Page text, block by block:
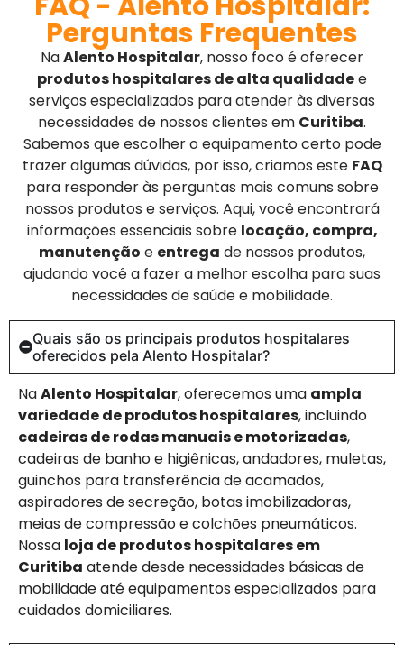
Perguntas Frequentes
NaAlento Hospitalar, nosso foco é oferecer
produtos hospitalares de alta qualidadee
serviços especializados para atender às diversas
necessidades de nossos clientes em Curitiba.
Sabemos que escolher o equipamento certo pode
trazer algumas dúvidas, por isso, criamos este FAQ
para responder às perguntas mais comuns sobre
nossos produtos e serviços. Aqui, você encontrará
informações essenciais sobre locação, compra,
manutenção e entrega de nossos produtos,
ajudando você a fazer a melhor escolha para suas
necessidades de saúde e mobilidade.
Quais são os principais produtos hospitalares
oferecidos pela Alento Hospitalar?
NaAlento Hospitalar, oferecemos uma ampla
variedade de produtos hospitalares, incluindo
cadeiras de rodas manuais e motorizadas,
cadeiras de banho e higiênicas, andadores, muletas,
guinchos para transferência de acamados,
aspiradores de secreção, botas imobilizadoras,
meias de compressão e colchões pneumáticos.
Nossa loja de produtos hospitalares em
Curitiba atende desde necessidades básicas de
mobilidade até equipamentos especializados para
cuidados domiciliares.